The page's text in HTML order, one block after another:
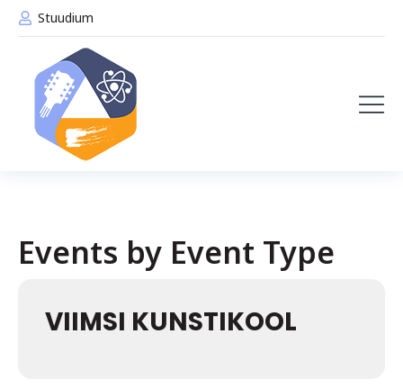
Stuudium
Events by Event Type
VIIMSI KUNSTIKOOL